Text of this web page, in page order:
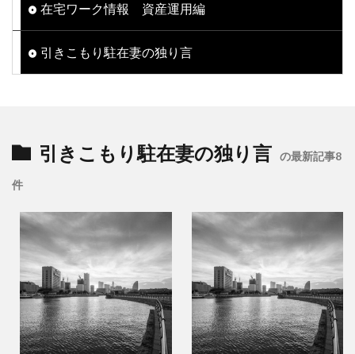
在宅ワーク情報 資産運用編
引きこもり駐在妻の独り言
引きこもり駐在妻の独り言 の最新記事8
件